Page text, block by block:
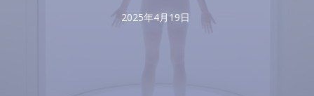
2025年4月19日